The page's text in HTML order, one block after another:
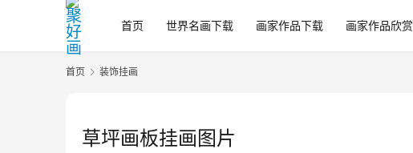
首页 世界名画下载 画家作品下载 画家作品欣赏
首页 装饰挂画
草坪画板挂画图片